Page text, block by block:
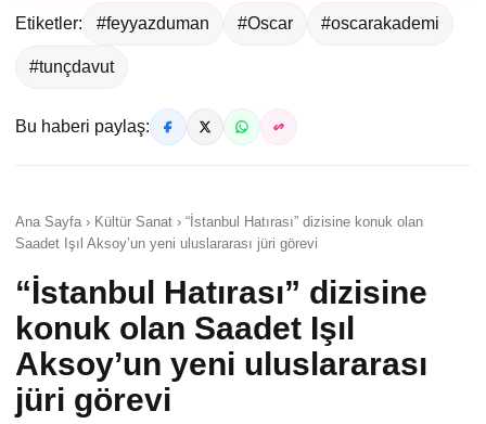
Etiketler: #feyyazduman #Oscar #oscarakademi
#tunçdavut
Bu haberi paylaş:
Ana Sayfa › Kültür Sanat › “İstanbul Hatırası” dizisine konuk olan
Saadet Işıl Aksoy’un yeni uluslararası jüri görevi
“İstanbul Hatırası” dizisine
konuk olan Saadet Işıl
Aksoy’un yeni uluslararası
jüri görevi